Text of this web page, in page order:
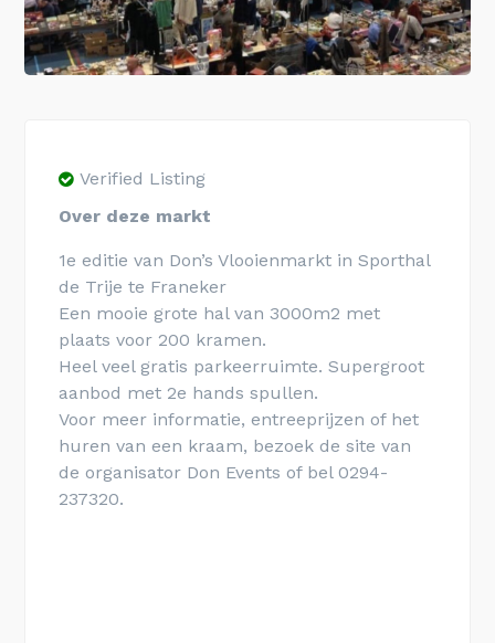
Verified Listing
Over deze markt
1e editie van Don’s Vlooienmarkt in Sporthal
de Trije te Franeker
Een mooie grote hal van 3000m2 met
plaats voor 200 kramen.
Heel veel gratis parkeerruimte. Supergroot
aanbod met 2e hands spullen.
Voor meer informatie, entreeprijzen of het
huren van een kraam, bezoek de site van
de organisator Don Events of bel 0294-
237320.